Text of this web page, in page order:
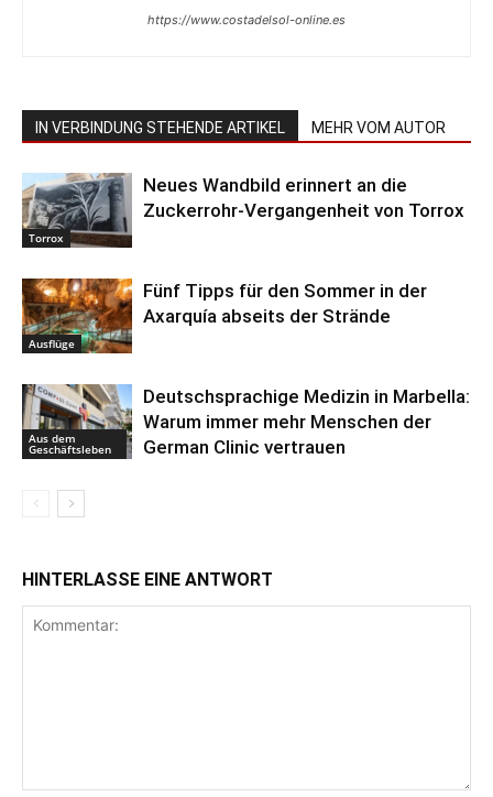
https://www.costadelsol-online.es
IN VERBINDUNG STEHENDE ARTIKEL MEHR VOM AUTOR
Torrox
Neues Wandbild erinnert an die
Zuckerrohr-Vergangenheit von Torrox
Ausflüge
Fünf Tipps für den Sommer in der
Axarquía abseits der Strände
Aus dem
Geschäftsleben
Deutschsprachige Medizin in Marbella:
Warum immer mehr Menschen der
German Clinic vertrauen
HINTERLASSE EINE ANTWORT